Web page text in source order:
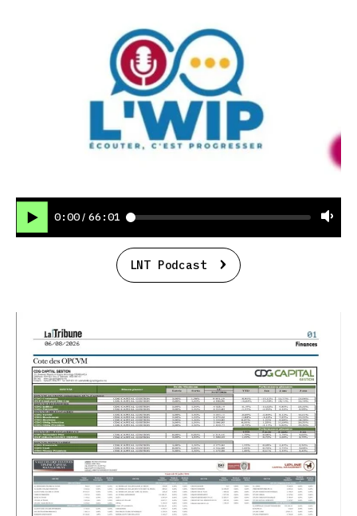
0:00 / 66:01
LNT Podcast